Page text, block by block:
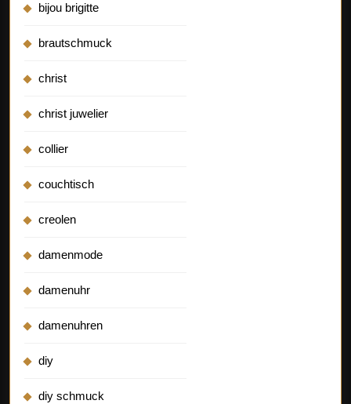
bijou brigitte
brautschmuck
christ
christ juwelier
collier
couchtisch
creolen
damenmode
damenuhr
damenuhren
diy
diy schmuck